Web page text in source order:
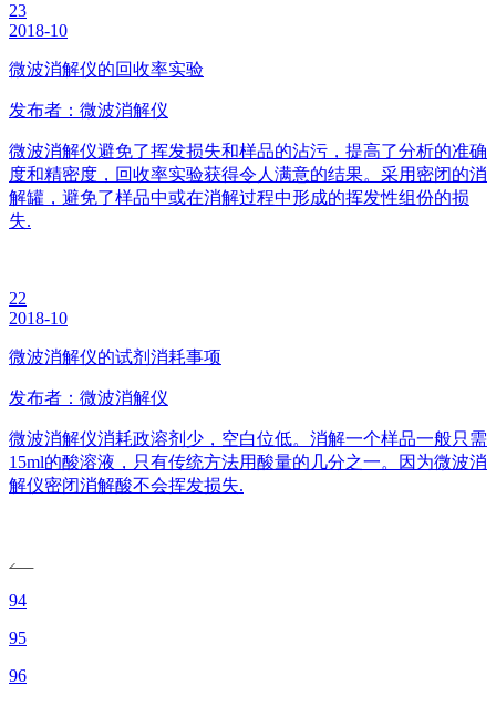
23
2018-10
微波消解仪的回收率实验
发布者：微波消解仪
微波消解仪避免了挥发损失和样品的沾污，提高了分析的准确
度和精密度，回收率实验获得令人满意的结果。采用密闭的消
解罐，避免了样品中或在消解过程中形成的挥发性组份的损
失.
22
2018-10
微波消解仪的试剂消耗事项
发布者：微波消解仪
微波消解仪消耗政溶剂少，空白位低。消解一个样品一般只需
15ml的酸溶液，只有传统方法用酸量的几分之一。因为微波消
解仪密闭消解酸不会挥发损失.
94
95
96